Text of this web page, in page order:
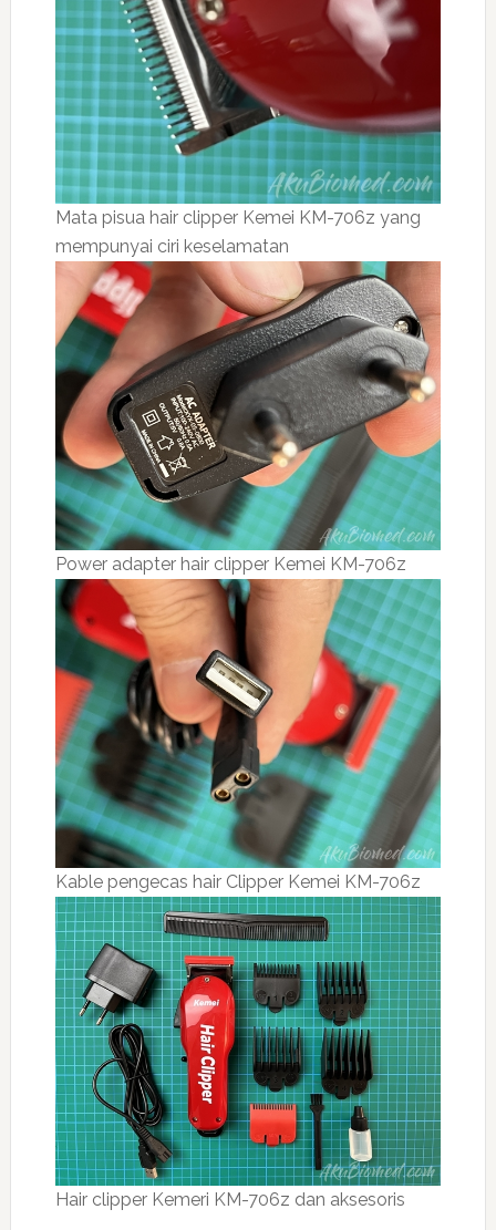
Mata pisua hair clipper Kemei KM-706z yang
mempunyai ciri keselamatan
Power adapter hair clipper Kemei KM-706z
Kable pengecas hair Clipper Kemei KM-706z
Hair clipper Kemeri KM-706z dan aksesoris